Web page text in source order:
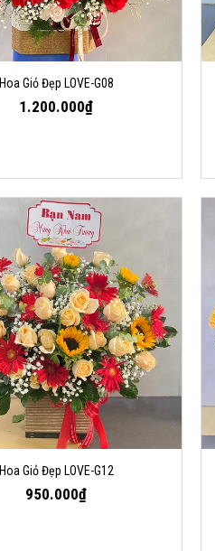
Hoa Giỏ Đẹp LOVE-G08
1.200.000₫
Hoa Giỏ Đẹp LOVE-G12
950.000₫